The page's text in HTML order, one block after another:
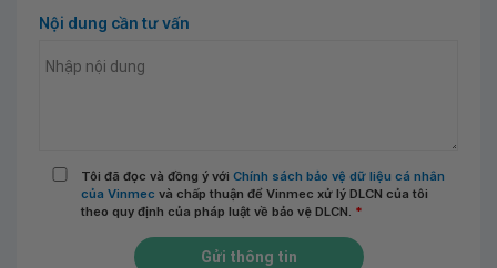
Nội dung cần tư vấn
Tôi đã đọc và đồng ý với Chính sách bảo vệ dữ liệu cá nhân
của Vinmec và chấp thuận để Vinmec xử lý DLCN của tôi
theo quy định của pháp luật về bảo vệ DLCN. *
Gửi thông tin